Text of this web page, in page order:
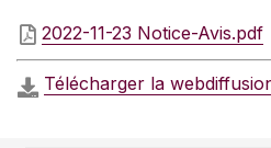
2022-11-23 Notice-Avis.pdf
Télécharger la